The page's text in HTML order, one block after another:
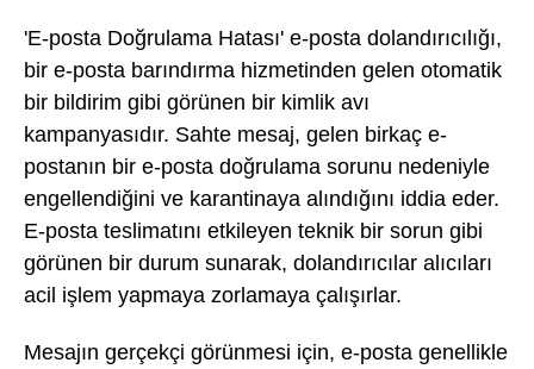
'E-posta Doğrulama Hatası' e-posta dolandırıcılığı,
bir e-posta barındırma hizmetinden gelen otomatik
bir bildirim gibi görünen bir kimlik avı
kampanyasıdır. Sahte mesaj, gelen birkaç e-
postanın bir e-posta doğrulama sorunu nedeniyle
engellendiğini ve karantinaya alındığını iddia eder.
E-posta teslimatını etkileyen teknik bir sorun gibi
görünen bir durum sunarak, dolandırıcılar alıcıları
acil işlem yapmaya zorlamaya çalışırlar.
Mesajın gerçekçi görünmesi için, e-posta genellikle